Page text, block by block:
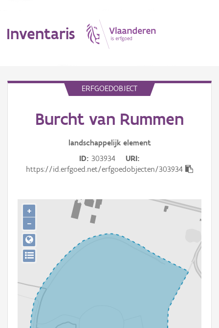
Inventaris
Erfgoedobject
Gebeurtenis
Persoon of collectief
Downloads
Aanmelden
ERFGOEDOBJECT
Burcht van Rummen
landschappelijk element
ID 303934
URI
https://id.erfgoed.net/erfgoedobjecten/303934
+
−